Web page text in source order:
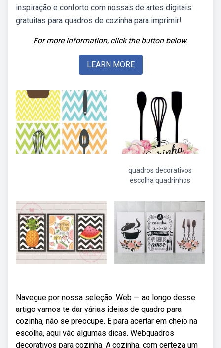
inspiração e conforto com nossas de artes digitais
gratuitas para quadros de cozinha para imprimir!
For more information, click the button below.
LEARN MORE
quadros decorativos
escolha quadrinhos
Navegue por nossa seleção. Web — ao longo desse
artigo vamos te dar várias ideias de quadro para
cozinha, não se preocupe. E para acertar em cheio na
escolha, aqui vão algumas dicas. Webquadros
decorativos para cozinha. A cozinha, com certeza um